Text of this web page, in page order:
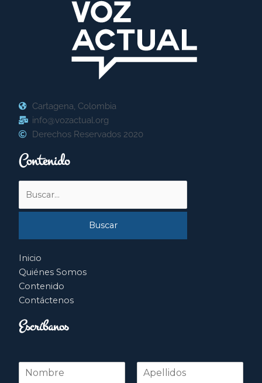
Cartagena, Colombia
info@vozactual.org
Derechos Reservados 2020
Contenido
por:
Inicio
Quiénes Somos
Contenido
Contáctenos
Escríbanos
N